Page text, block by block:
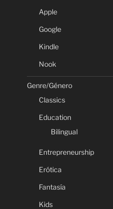
Apple
Google
Kindle
Nook
Genre/Género
Classics
Education
Bilingual
Entrepreneurship
Erótica
Fantasía
Kids